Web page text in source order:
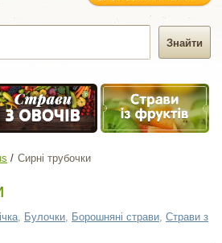
Сирні трубочки
Булочки Борошняні страви Страви з